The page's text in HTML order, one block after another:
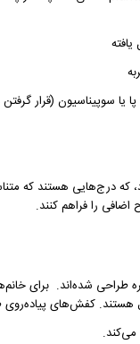
سوپیناسیون (قرار
که درج‌هایی هستند که
اضافی را فراهم کنند.
طراحی شده‌اند. برای
هستند. کفش‌های پیاده‌روی
می‌کند.